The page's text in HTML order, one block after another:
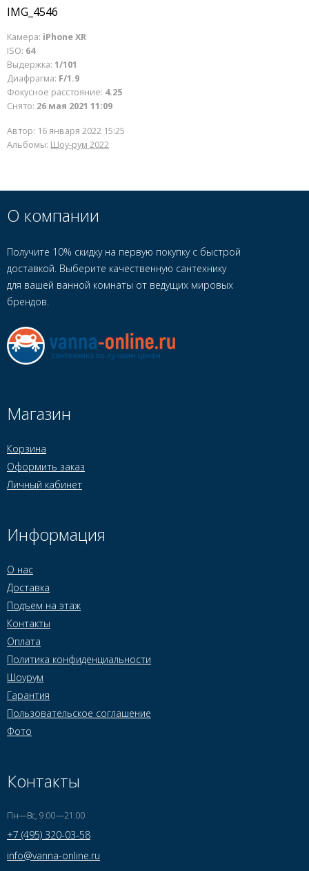
IMG_4546
Камера: iPhone XR
ISO: 64
Выдержка: 1/101
Диафрагма: F/1.9
Фокусное расстояние: 4.25
Снято: 26 мая 2021 11:09
Автор: 16 января 2022 15:25
Альбомы: Шоу-рум 2022
О компании
Получите 10% скидку на первую покупку с быстрой
доставкой. Выберите качественную сантехнику
для вашей ванной комнаты от ведущих мировых
брендов.
Магазин
Корзина
Оформить заказ
Личный кабинет
Информация
О нас
Доставка
Подъем на этаж
Контакты
Оплата
Политика конфиденциальности
Шоурум
Гарантия
Пользовательское соглашение
Фото
Контакты
Пн—Вс, 9:00—21:00
+7 (495) 320-03-58
info@vanna-online.ru